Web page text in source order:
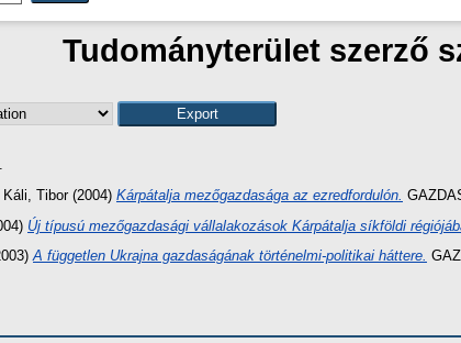
Tudományterület szerző
.
Káli, Tibor(2004) Kárpátalja mezőgazdasága az ezredfordulón.
Új típusú mezőgazdasági vállalakozások Kárpátalja síkföldi
A független Ukrajna gazdaságának történelmi-politikai háttere.